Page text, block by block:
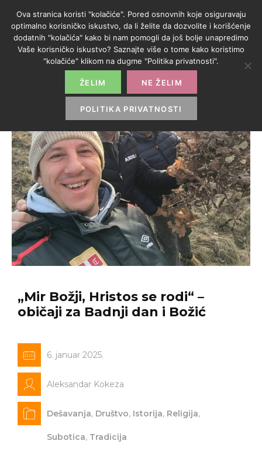
„Mir Božji, Hristos se rodi“ –
običaji za Badnji dan i Božić
6. januar 2025.
Aleksandar Kokeza
Dešavanja, Društvo, Istorija, Religija,
Subotica, Tradicija
Ova stranica koristi "kolačiće". Pored osnovnih koje osiguravaju
optimalno korisničko iskustvo, da li želite da dozvolite i korišćenje
dodatnih "kolačića" kako bi nam pomogli da još bolje unapredimo
Vaše korisničko iskustvo? Saznajte više o tome kako koristimo
"kolačiće" klikom na dugme "Politika privatnosti".
ŽELIM NE ŽELIM
POLITIKA PRIVATNOSTI